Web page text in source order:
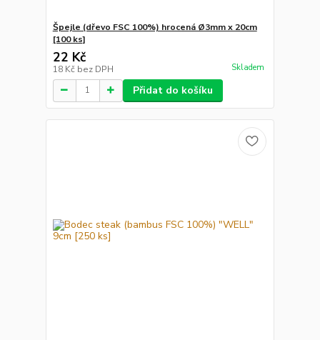
Špejle (dřevo FSC 100%) hrocená Ø3mm x 20cm
[100 ks]
22 Kč
18 Kč bez DPH Skladem
Přidat do košíku